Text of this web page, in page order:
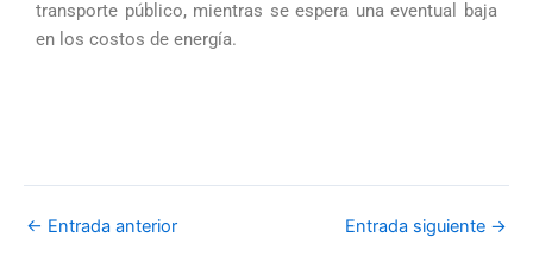
transporte público, mientras se espera una eventual baja
en los costos de energía.
← Entrada anterior Entrada siguiente →